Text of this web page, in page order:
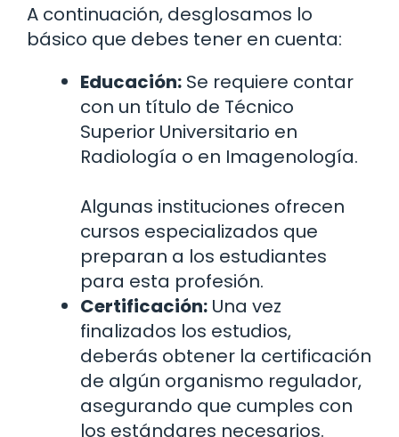
A continuación, desglosamos lo
básico que debes tener en cuenta:
Educación: Se requiere contar
con un título de Técnico
Superior Universitario en
Radiología o en Imagenología.
Algunas instituciones ofrecen
cursos especializados que
preparan a los estudiantes
para esta profesión.
Certificación: Una vez
finalizados los estudios,
deberás obtener la certificación
de algún organismo regulador,
asegurando que cumples con
los estándares necesarios.